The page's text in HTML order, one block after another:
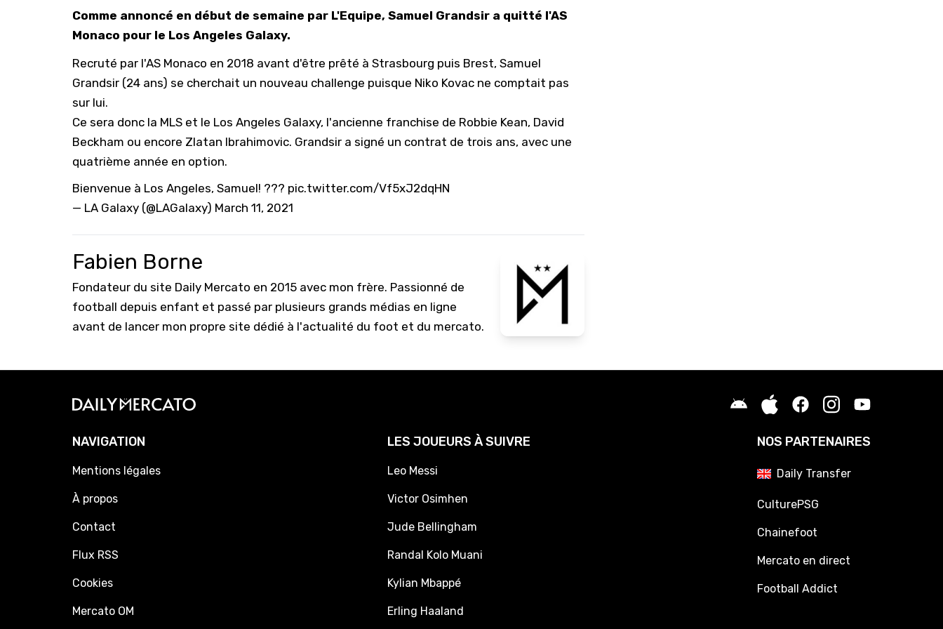
Comme annoncé en début de semaine par L'Equipe, Samuel Grandsir a quitté l'AS
Monaco pour le Los Angeles Galaxy.
Recruté par l'AS Monaco en 2018 avant d'être prêté à Strasbourg puis Brest, Samuel
Grandsir (24 ans) se cherchait un nouveau challenge puisque Niko Kovac ne comptait pas
sur lui.
Ce sera donc la MLS et le Los Angeles Galaxy, l'ancienne franchise de Robbie Kean, David
Beckham ou encore Zlatan Ibrahimovic. Grandsir a signé un contrat de trois ans, avec une
quatrième année en option.
Bienvenue à Los Angeles, Samuel! ??? pic.twitter.com/Vf5xJ2dqHN
— LA Galaxy (@LAGalaxy) March 11, 2021
Fabien Borne
Fondateur du site Daily Mercato en 2015 avec mon frère. Passionné de
football depuis enfant et passé par plusieurs grands médias en ligne
avant de lancer mon propre site dédié à l'actualité du foot et du mercato.
NAVIGATION
Mentions légales
À propos
Contact
Flux RSS
Cookies
Mercato OM
LES JOUEURS À SUIVRE
Leo Messi
Victor Osimhen
Jude Bellingham
Randal Kolo Muani
Kylian Mbappé
Erling Haaland
NOS PARTENAIRES
Daily Transfer
CulturePSG
Chainefoot
Mercato en direct
Football Addict